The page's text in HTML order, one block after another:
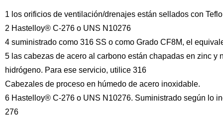
1 los orificios de ventilación/drenajes están sellados con
2 Hastelloy® C-276 o UNS N10276
4 suministrado como 316 SS o como Grado CF8M, el
5 las cabezas de acero al carbono están chapadas en zinc
hidrógeno. Para ese servicio, utilice 316
Cabezales de proceso en húmedo de acero inoxidable.
6 Hastelloy® C-276 o UNS N10276. Suministrado según lo
276